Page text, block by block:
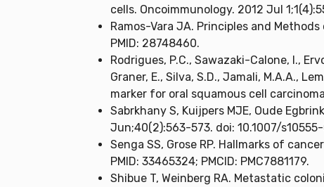
cells. Oncoimmunology. 2012 Jul
Ramos-Vara JA. Principles and
PMID: 28748460.
Rodrigues, P.C., Sawazaki-Calone, I.,
Graner, E., Silva, S.D., Jamali, M.A.A.,
marker for oral squamous cell
Sabrkhany S, Kuijpers MJE, Oude
Jun;40(2):563-573. doi: 10.1007/
Senga SS, Grose RP. Hallmarks of
PMID: 33465324; PMCID: PMC7881179.
Shibue T, Weinberg RA. Metastatic